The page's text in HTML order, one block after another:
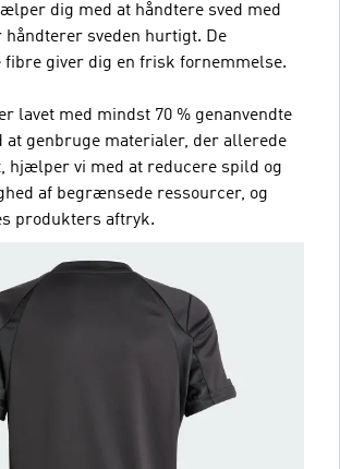
dig med at håndtere sved med
håndterer sveden hurtigt. De
giver dig en frisk fornemmelse.
lavet med mindst 70 % genanvendte
at genbruge materialer, der allerede
hjælper vi med at reducere spild og
af begrænsede ressourcer, og
produkters aftryk.